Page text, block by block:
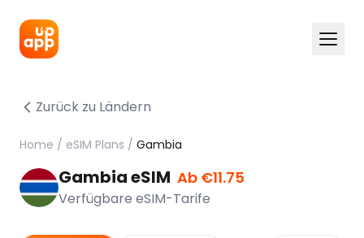
Zurück zu Ländern
Home / eSIM Plans / Gambia
Gambia eSIM Ab €11.75
Verfügbare eSIM-Tarife